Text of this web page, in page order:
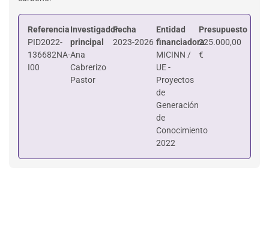
Referencia
PID2022-
136682NA-
I00
Investigador
principal
Ana
Cabrerizo
Pastor
Fecha
2023-2026
Entidad
financiadora
MICINN /
UE -
Proyectos
de
Generación
de
Conocimiento
2022
Presupuesto
225.000,00
€